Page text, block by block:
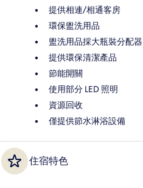
提供相連/相通客房
環保盥洗用品
盥洗用品採大瓶裝分配器
提供環保清潔產品
節能開關
使用部分 LED 照明
資源回收
僅提供節水淋浴設備
住宿特色